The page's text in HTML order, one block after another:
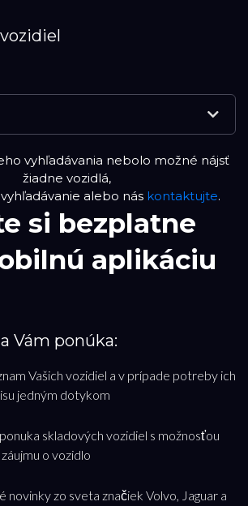
VOZIDLÁ
vyhľadávania nebolo možné nájsť
žiadne vozidlá,
alebo nás kontaktujte.
si bezplatne
aplikáciu
Vám ponúka:
Vašich vozidiel a v prípade potreby ich
jedným dotykom
skladových vozidiel s možnosťou
o vozidlo
novinky zo sveta značiek Volvo, Jaguar a